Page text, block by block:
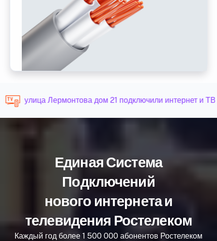
улица Лермонтова дом 21 подключили интернет и ТВ
Единая Система
Подключений
нового интернета и
телевидения Ростелеком
Каждый год более 1 500 000 абонентов Ростелеком